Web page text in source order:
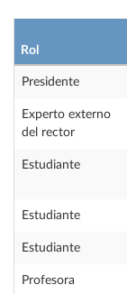
Rol
Presidente
Experto externo
del rector
Estudiante
Estudiante
Estudiante
Profesora